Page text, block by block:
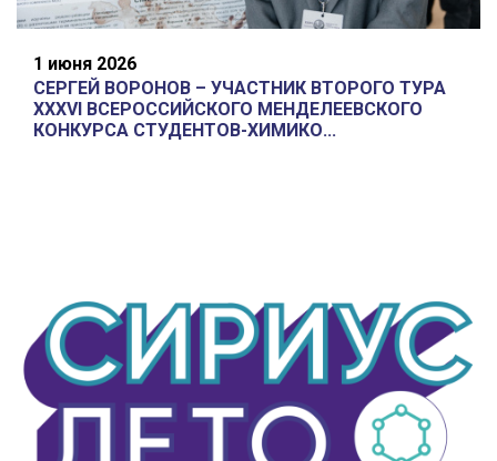
1 июня 2026
СЕРГЕЙ ВОРОНОВ – УЧАСТНИК ВТОРОГО ТУРА
XXXVI ВСЕРОССИЙСКОГО МЕНДЕЛЕЕВСКОГО
КОНКУРСА СТУДЕНТОВ-ХИМИКО...